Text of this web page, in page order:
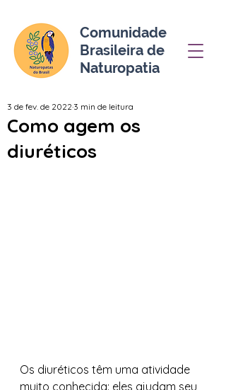
Comunidade
Brasileira de
Naturopatia
Como agem os
diuréticos
3 de fev. de 2022 3 min de leitura
Os diuréticos têm uma atividade
muito conhecida: eles ajudam seu